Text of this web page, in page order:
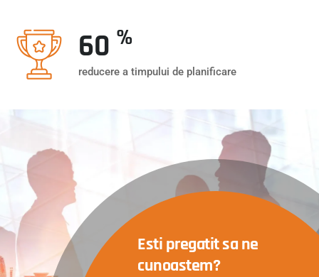
60 %
reducere a timpului de planificare
Esti pregatit sa ne
cunoastem?